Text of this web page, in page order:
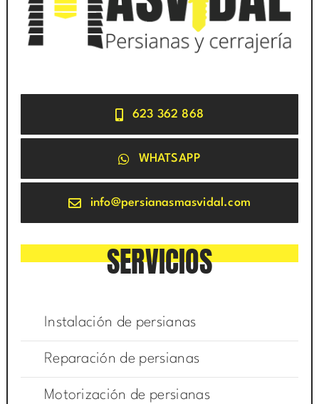
623 362 868
WHATSAPP
info@persianasmasvidal.com
SERVICIOS
Instalación de persianas
Reparación de persianas
Motorización de persianas